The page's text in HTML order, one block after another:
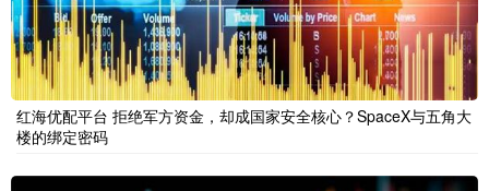
红海优配平台 拒绝军方资金，却成国家安全核心？SpaceX与五角大
楼的绑定密码